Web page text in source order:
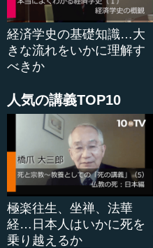
経済学史の基礎知識…大
きな流れをいかに理解す
べきか
人気の講義TOP10
極楽往生、坐禅、法華
経…日本人はいかに死を
乗り越えるか